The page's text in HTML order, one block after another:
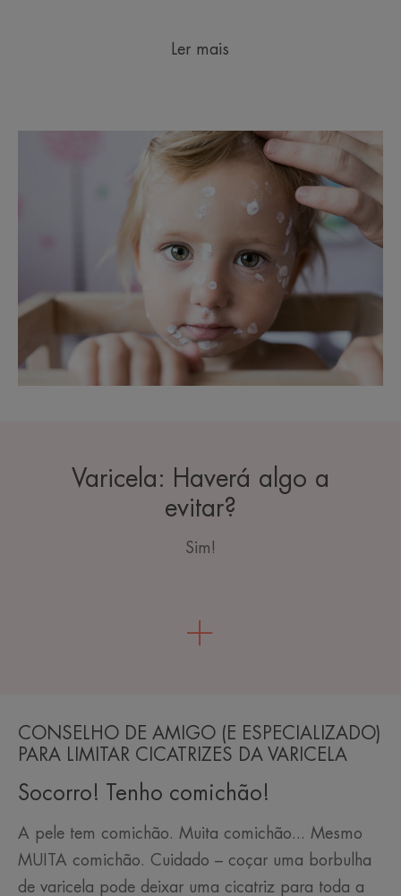
Ler mais
Varicela: Haverá algo a
evitar?
Sim!
CONSELHO DE AMIGO (E ESPECIALIZADO)
PARA LIMITAR CICATRIZES DA VARICELA
Socorro! Tenho comichão!
A pele tem comichão. Muita comichão... Mesmo
MUITA comichão. Cuidado – coçar uma borbulha
de varicela pode deixar uma cicatriz para toda a